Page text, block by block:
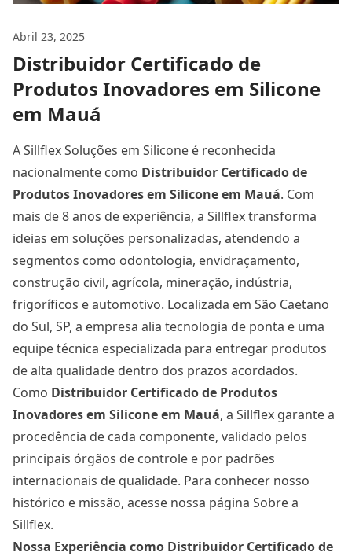
Abril 23, 2025
Distribuidor Certificado de
Produtos Inovadores em Silicone
em Mauá
A Sillflex Soluções em Silicone é reconhecida
nacionalmente como Distribuidor Certificado de
Produtos Inovadores em Siliconeem Mauá. Com
mais de 8 anos de experiência, a Sillflex transforma
ideias em soluções personalizadas, atendendo a
segmentos como odontologia, envidraçamento,
construção civil, agrícola, mineração, indústria,
frigoríficos e automotivo. Localizada em São Caetano
do Sul, SP, a empresa alia tecnologia de ponta e uma
equipe técnica especializada para entregar produtos
de alta qualidade dentro dos prazos acordados.
Como Distribuidor Certificado de Produtos
Inovadores em Siliconeem Mauá, a Sillflex garante a
procedência de cada componente, validado pelos
principais órgãos de controle e por padrões
internacionais de qualidade. Para conhecer nosso
histórico e missão, acesse nossa página Sobre a
Sillflex.
Nossa Experiência como Distribuidor Certificado de